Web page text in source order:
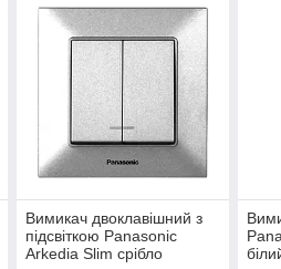
Вимикач двоклавішний з
підсвіткою Panasonic
Arkedia Slim срібло